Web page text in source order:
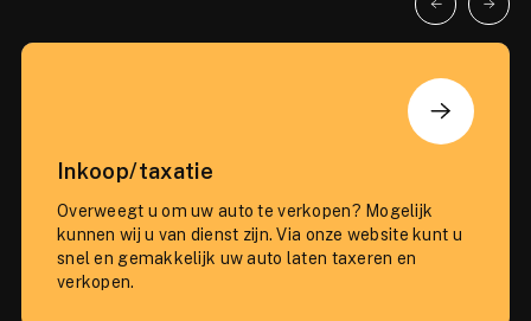
Inkoop/taxatie
Overweegt u om uw auto te verkopen? Mogelijk
kunnen wij u van dienst zijn. Via onze website kunt u
snel en gemakkelijk uw auto laten taxeren en
verkopen.